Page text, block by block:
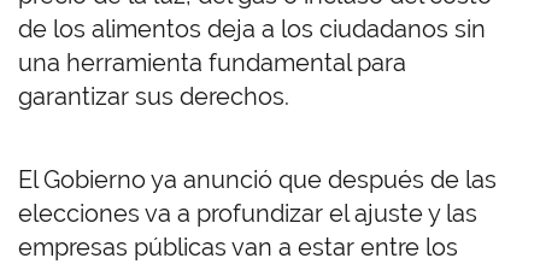
de los alimentos deja a los ciudadanos sin
una herramienta fundamental para
garantizar sus derechos.
El Gobierno ya anunció que después de las
elecciones va a profundizar el ajuste y las
empresas públicas van a estar entre los